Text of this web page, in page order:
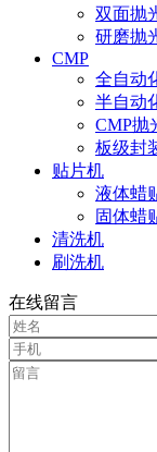
双面抛
研磨抛
CMP
全自动
半自动
CMP抛
板级封
贴片机
液体蜡
固体蜡
清洗机
刷洗机
在线留言